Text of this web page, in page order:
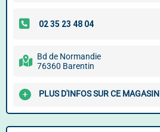
Bd de Normandie
76360 Barentin
PLUS D'INFOS SUR CE MAGASIN